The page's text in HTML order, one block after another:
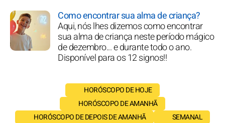
Como encontrar sua alma de criança?
Aqui, nós lhes dizemos como encontrar
sua alma de criança neste período mágico
de dezembro... e durante todo o ano.
Disponível para os 12 signos!!
HORÓSCOPO DE HOJE
HORÓSCOPO DE AMANHÃ
HORÓSCOPO DE DEPOIS DE AMANHÃ
SEMANAL